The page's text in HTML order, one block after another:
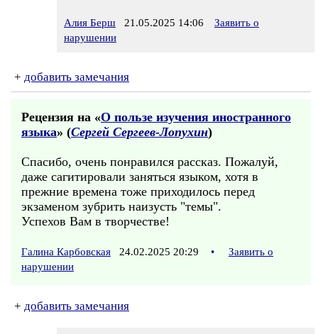
Алия Берш 21.05.2025 14:06
Заявить о
нарушении
+ добавить замечания
Рецензия на «О пользе изучения иностранного
языка» (Сергей Сергеев-Лопухин)
Спасибо, очень понравился рассказ. Пожалуй,
даже сагитировали заняться языком, хотя в
прежние времена тоже приходилось перед
экзаменом зубрить наизусть "темы".
Успехов Вам в творчестве!
Галина Карбовская 24.02.2025 20:29 •
Заявить о
нарушении
+ добавить замечания